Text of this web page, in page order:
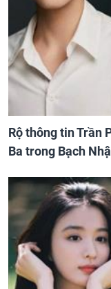
Rộ thông tin Trần
Ba trong Bạch